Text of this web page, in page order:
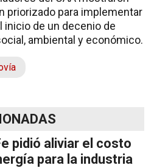
priorizado para implementar
inicio de un decenio de
ambiental y económico.
pidió aliviar el costo
para la industria